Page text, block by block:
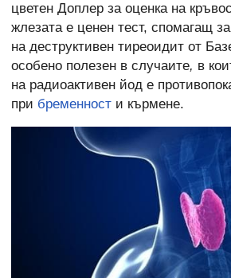
цветен Доплер за оценка на
жлезата е ценен тест, спомагащ
на деструктивен тиреоидит от
особено полезен в случаите, в
на радиоактивен йод е
при бременност и кърмене.